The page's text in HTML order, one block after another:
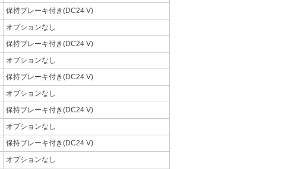
保持ブレーキ付き(DC24 V)
オプションなし
保持ブレーキ付き(DC24 V)
オプションなし
保持ブレーキ付き(DC24 V)
オプションなし
保持ブレーキ付き(DC24 V)
オプションなし
保持ブレーキ付き(DC24 V)
オプションなし